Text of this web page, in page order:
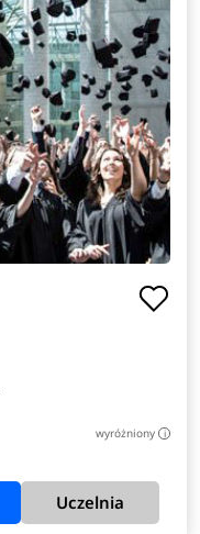
wyróżniony i
Uczelnia